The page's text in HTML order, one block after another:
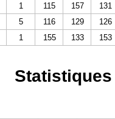
1 115 157
131
5 116 129
126
1 155 133 153